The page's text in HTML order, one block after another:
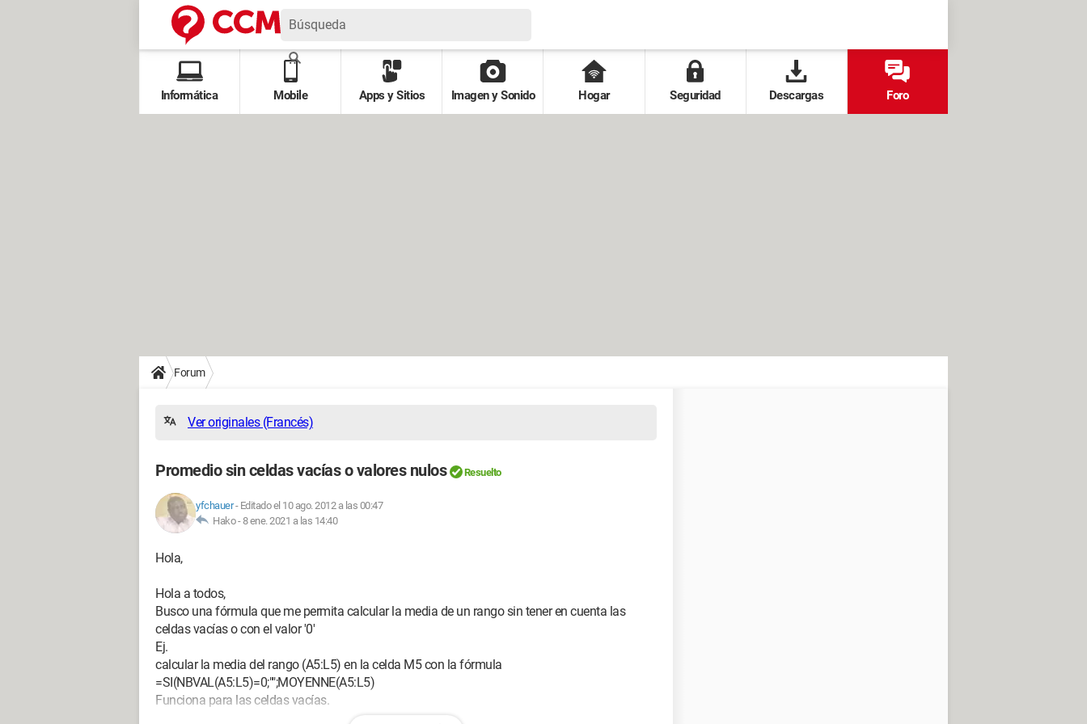
Informática Mobile Apps y Sitios Imagen y Sonido Hogar Seguridad Descargas Foro
Forum
Ver originales (Francés)
Promedio sin celdas vacías o valores nulos Resuelto
yfchauer- Editado el 10 ago. 2012 a las 00:47
Hako -8 ene. 2021 a las 14:40
Hola,
Hola a todos,
Busco una fórmula que me permita calcular la media de un rango sin tener en cuenta las
celdas vacías o con el valor '0'
Ej.
calcular la media del rango (A5:L5) en la celda M5 con la fórmula
=SI(NBVAL(A5:L5)=0;"";MOYENNE(A5:L5)
Funciona para las celdas vacías.